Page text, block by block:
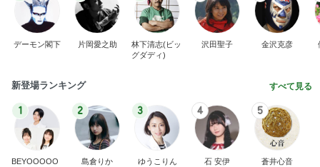
デーモン閣下 片岡愛之助
林下清志(ビッ
グダディ)
沢田聖子 金沢克彦
新登場ランキング すべて見る
1
BEYOOOOO
2
島倉りか
3
ゆうこりん
4
石 安伊
5
蒼井心音